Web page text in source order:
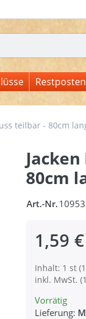
Während Sie
Restposten
teilbar - 80cm
80cm
Art.-Nr.
1,59 €
Inhalt: 1 st
inkl. MwSt.
Vorrätig
Lieferung: